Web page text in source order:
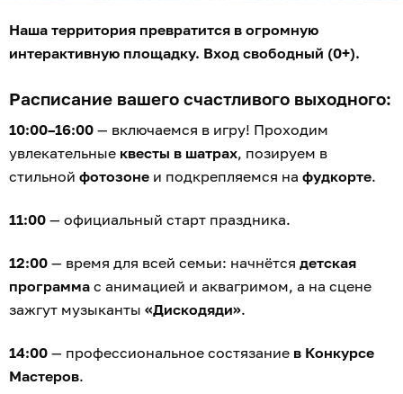
Наша территория превратится в огромную
интерактивную площадку. Вход свободный (0+).
Расписание вашего счастливого выходного:
10:00–16:00 — включаемся в игру! Проходим
увлекательные квесты в шатрах, позируем в
стильной фотозоне и подкрепляемся на фудкорте.
11:00 — официальный старт праздника.
12:00 — время для всей семьи: начнётся детская
программа с анимацией и аквагримом, а на сцене
зажгут музыканты «Дискодяди».
14:00 — профессиональное состязание в Конкурсе
Мастеров.